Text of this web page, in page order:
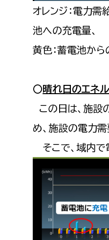
オレンジ：電力需
池への充電量、
黄色：蓄電池か
○晴れ日のエネ
この日は、施設
め、施設の電力
そこで、域内で